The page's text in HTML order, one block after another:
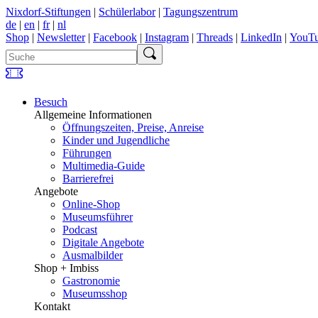
Nixdorf-Stiftungen | Schülerlabor| Tagungszentrum
de | en | fr| nl
Shop | Newsletter| Facebook | Instagram | Threads | LinkedIn |
Besuch
Allgemeine Informationen
Öffnungszeiten, Preise, Anreise
Kinder und Jugendliche
Führungen
Multimedia-Guide
Barrierefrei
Angebote
Online-Shop
Museumsführer
Podcast
Digitale Angebote
Ausmalbilder
Shop + Imbiss
Gastronomie
Museumsshop
Kontakt